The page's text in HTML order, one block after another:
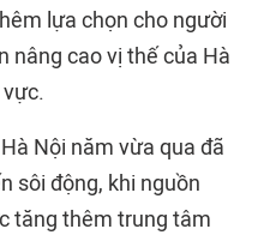
lựa chọn cho người
nâng cao vị thế của Hà
Nội năm vừa qua đã
sôi động, khi nguồn
tăng thêm trung tâm